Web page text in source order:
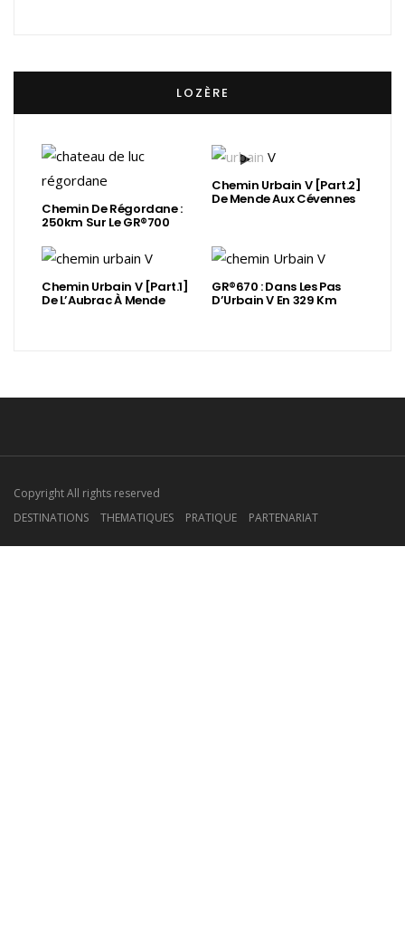
LOZÈRE
Chemin De Régordane :
250km Sur Le GR®700
Chemin Urbain V [Part.2]
De Mende Aux Cévennes
Chemin Urbain V [Part.1]
De L’Aubrac À Mende
GR®670 : Dans Les Pas
D’Urbain V En 329 Km
Copyright All rights reserved
DESTINATIONS
THEMATIQUES PRATIQUE PARTENARIAT